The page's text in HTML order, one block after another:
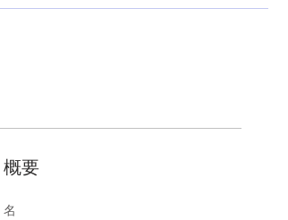
概要
名